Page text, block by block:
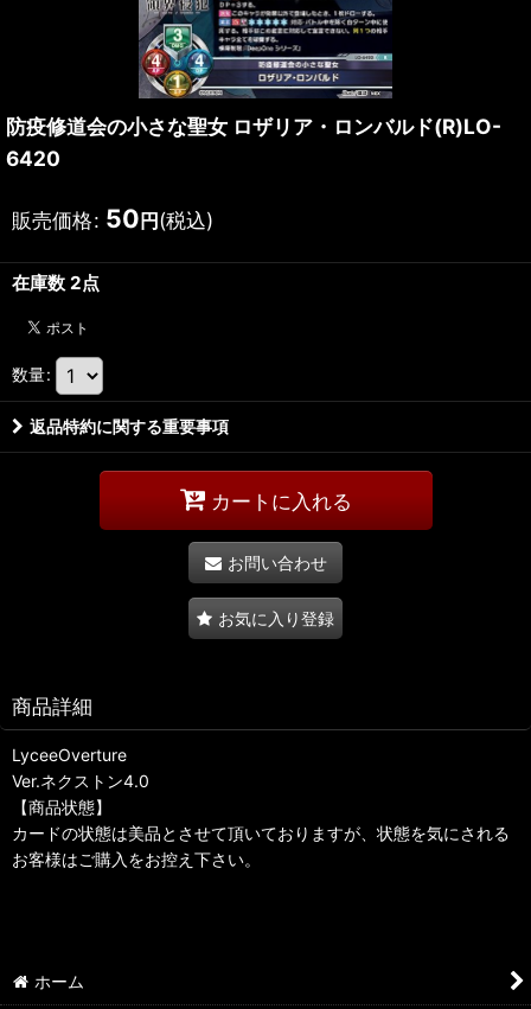
防疫修道会の小さな聖女 ロザリア・ロンバルド(R)LO-
6420
販売価格: 50 円 (税込)
在庫数 2点
数量:
返品特約に関する重要事項
カートに入れる
お問い合わせ
お気に入り登録
商品詳細
LyceeOverture
Ver.ネクストン4.0
【商品状態】
カードの状態は美品とさせて頂いておりますが、状態を気にされる
お客様はご購入をお控え下さい。
ホーム